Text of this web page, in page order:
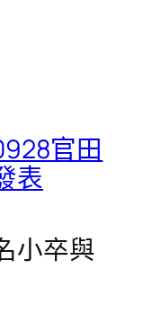
官田
表
小卒與